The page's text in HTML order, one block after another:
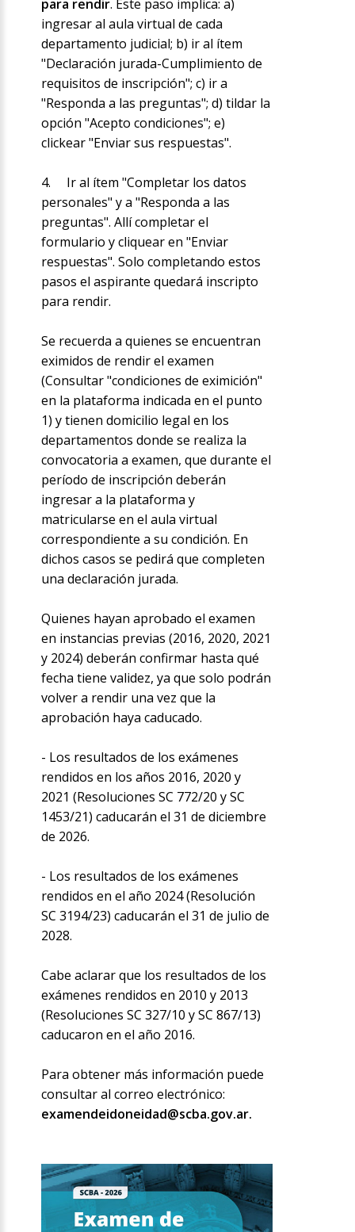
para rendir. Este paso implica: a)
ingresar al aula virtual de cada
departamento judicial; b) ir al ítem
"Declaración jurada-Cumplimiento de
requisitos de inscripción"; c) ir a
"Responda a las preguntas"; d) tildar la
opción "Acepto condiciones"; e)
clickear "Enviar sus respuestas".
4.
Ir al ítem "Completar los datos
personales" y a "Responda a las
preguntas". Allí completar el
formulario y cliquear en "Enviar
respuestas". Solo completando estos
pasos el aspirante quedará inscripto
para rendir.
Se recuerda a quienes se encuentran
eximidos de rendir el examen
(Consultar "condiciones de eximición"
en la plataforma indicada en el punto
1) y tienen domicilio legal en los
departamentos donde se realiza la
convocatoria a examen, que durante el
período de inscripción deberán
ingresar a la plataforma y
matricularse en el aula virtual
correspondiente a su condición. En
dichos casos se pedirá que completen
una declaración jurada.
Quienes hayan aprobado el examen
en instancias previas (2016, 2020, 2021
y 2024) deberán confirmar hasta qué
fecha tiene validez, ya que solo podrán
volver a rendir una vez que la
aprobación haya caducado.
- Los resultados de los exámenes
rendidos en los años 2016, 2020 y
2021 (Resoluciones SC 772/20 y SC
1453/21) caducarán el 31 de diciembre
de 2026.
- Los resultados de los exámenes
rendidos en el año 2024 (Resolución
SC 3194/23) caducarán el 31 de julio de
2028.
Cabe aclarar que los resultados de los
exámenes rendidos en 2010 y 2013
(Resoluciones SC 327/10 y SC 867/13)
caducaron en el año 2016.
Para obtener más información puede
consultar al correo electrónico:
examendeidoneidad@scba.gov.ar.